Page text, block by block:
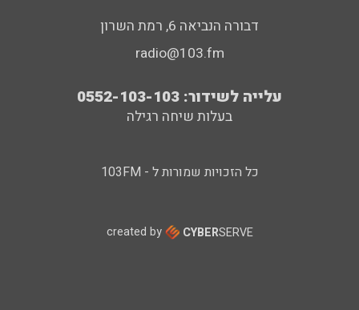
דבורה הנביאה 6, רמת השרון
radio@103.fm
עלייה לשידור: 0552-103-103
בעלות שיחה רגילה
כל הזכויות שמורות ל - 103FM
created by CYBERSERVE